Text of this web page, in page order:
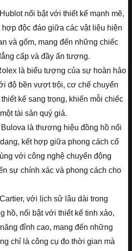
nổi bật với thiết kế mạnh mẽ,
độc đáo giữa các vật liệu hiện
và gốm, mang đến những chiếc
cấp và đầy ấn tượng.
là biểu tượng của sự hoàn hảo
độ bền vượt trội, cơ chế chuyển
kế sang trọng, khiến mỗi chiếc
tài sản quý giá.
Bulova là thương hiệu đồng hồ nổi
kết hợp giữa phong cách cổ
với công nghệ chuyển động
sự chính xác và phong cách cho
với lịch sử lâu dài trong
hồ, nổi bật với thiết kế tinh xảo,
đỉnh cao, mang đến những
chỉ là công cụ đo thời gian mà